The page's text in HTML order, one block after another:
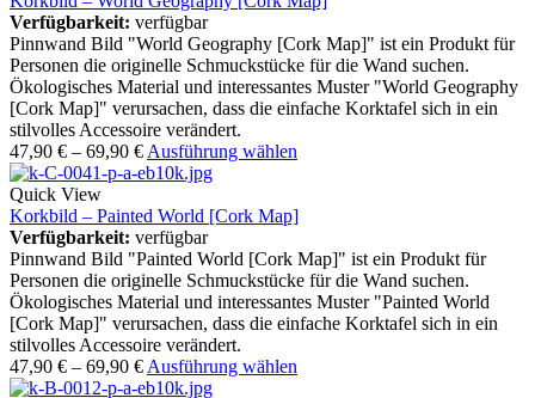
Verfügbarkeit: verfügbar
Pinnwand Bild "World Geography [Cork Map]" ist ein Produkt für
Personen die originelle Schmuckstücke für die Wand suchen.
Ökologisches Material und interessantes Muster "World Geography
[Cork Map]" verursachen, dass die einfache Korktafel sich in ein
stilvolles Accessoire verändert.
47,90 € – 69,90 € Ausführung wählen
Quick View
Korkbild – Painted World [Cork Map]
Verfügbarkeit: verfügbar
Pinnwand Bild "Painted World [Cork Map]" ist ein Produkt für
Personen die originelle Schmuckstücke für die Wand suchen.
Ökologisches Material und interessantes Muster "Painted World
[Cork Map]" verursachen, dass die einfache Korktafel sich in ein
stilvolles Accessoire verändert.
47,90 € – 69,90 € Ausführung wählen